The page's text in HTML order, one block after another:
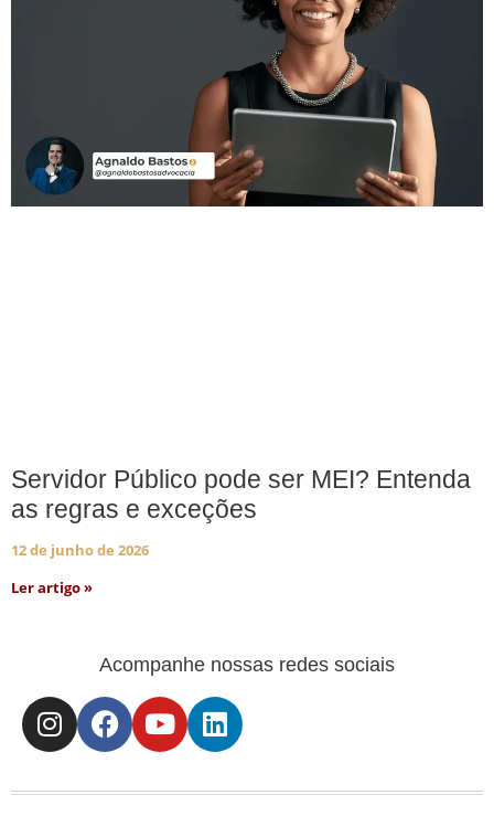
Servidor Público pode ser MEI? Entenda
as regras e exceções
12 de junho de 2026
Ler artigo »
Acompanhe nossas redes sociais